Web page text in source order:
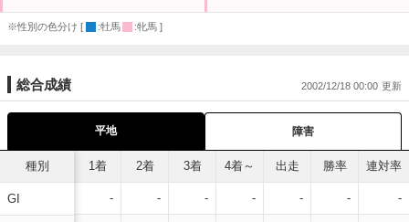
※性別の色分け [ :牡馬 :牝馬 ]
総合成績 2002/12/18 00:00
平地 障害
種別
GI
1着 2着 3着 4着～ 出走 勝率 連対率
- - - - - - -